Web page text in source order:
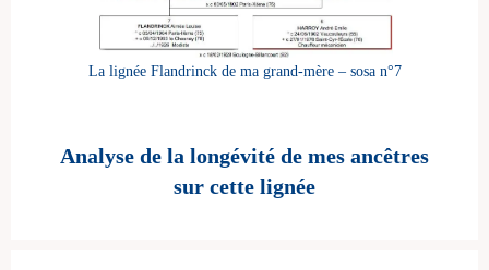
La lignée Flandrinck de ma grand-mère – sosa n°7
Analyse de la longévité de mes ancêtres
sur cette lignée